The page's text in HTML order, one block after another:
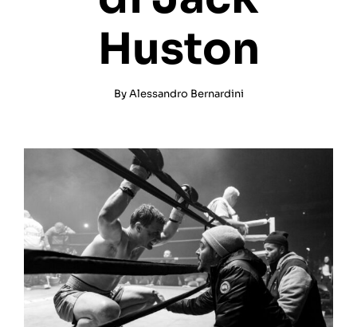
Huston
ByAlessandro Bernardini